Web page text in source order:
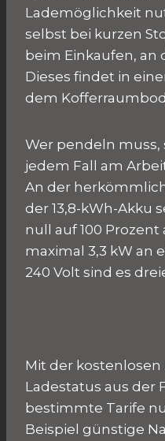
Lademöglichkeit
selbst bei kurzen
beim Einkaufen, an
Dieses findet in
dem
Wer pendeln muss,
jedem Fall am
An der
der 13,8-kWh-Akku
null auf 100
maximal 3,3 kW an
240 Volt sind es
Mit der kostenlosen
Ladestatus aus der
bestimmte Tarife
Beispiel günstige